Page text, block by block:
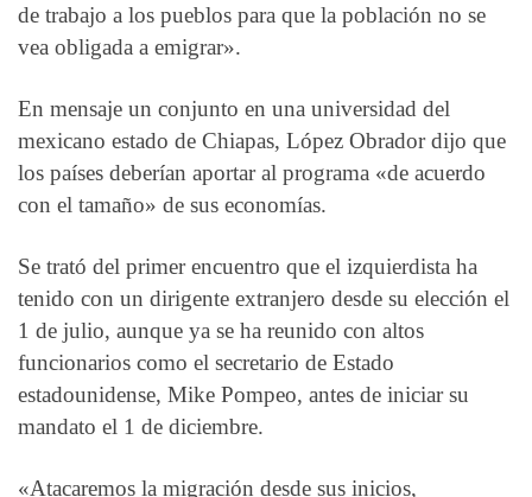
de trabajo a los pueblos para que la población no se
vea obligada a emigrar».
En mensaje un conjunto en una universidad del
mexicano estado de Chiapas, López Obrador dijo que
los países deberían aportar al programa «de acuerdo
con el tamaño» de sus economías.
Se trató del primer encuentro que el izquierdista ha
tenido con un dirigente extranjero desde su elección el
1 de julio, aunque ya se ha reunido con altos
funcionarios como el secretario de Estado
estadounidense, Mike Pompeo, antes de iniciar su
mandato el 1 de diciembre.
«Atacaremos la migración desde sus inicios,